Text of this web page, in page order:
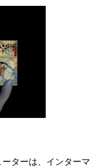
ターは、インターマ